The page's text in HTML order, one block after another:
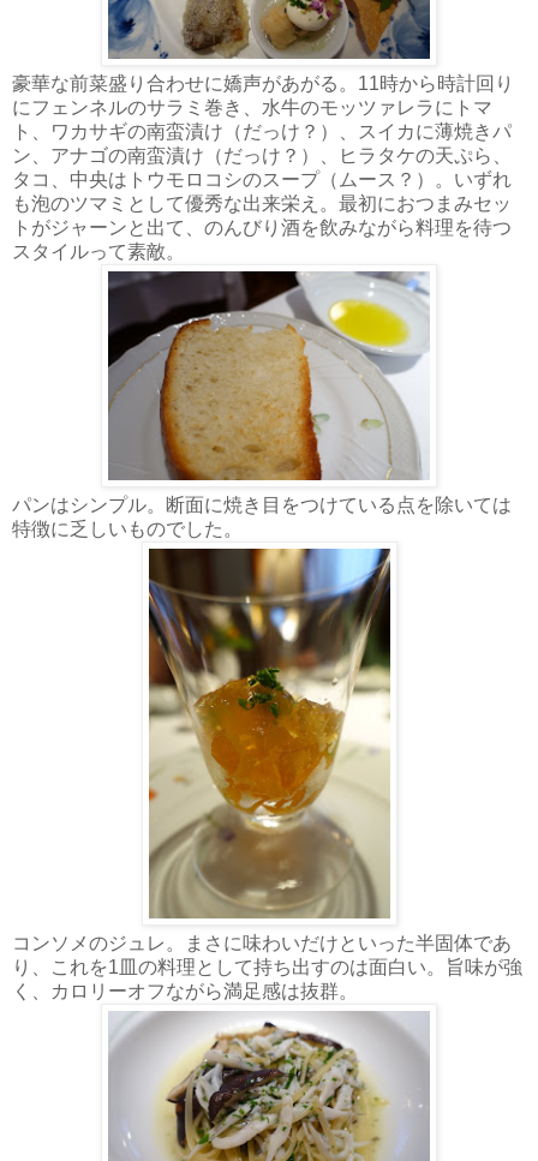
豪華な前菜盛り合わせに嬌声があがる。11時から時計回り
にフェンネルのサラミ巻き、水牛のモッツァレラにトマ
ト、ワカサギの南蛮漬け（だっけ？）、スイカに薄焼きパ
ン、アナゴの南蛮漬け（だっけ？）、ヒラタケの天ぷら、
タコ、中央はトウモロコシのスープ（ムース？）。いずれ
も泡のツマミとして優秀な出来栄え。最初におつまみセッ
トがジャーンと出て、のんびり酒を飲みながら料理を待つ
スタイルって素敵。
パンはシンプル。断面に焼き目をつけている点を除いては
特徴に乏しいものでした。
コンソメのジュレ。まさに味わいだけといった半固体であ
り、これを1皿の料理として持ち出すのは面白い。旨味が強
く、カロリーオフながら満足感は抜群。